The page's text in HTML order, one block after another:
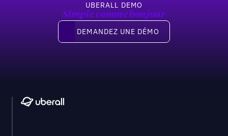
UBERALL DEMO
Simple comme bonjour
Demandez une démo
DEMANDEZ UNE DÉMO